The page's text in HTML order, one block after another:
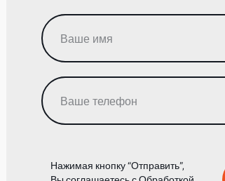
Нажимая кнопку “Отправить”,